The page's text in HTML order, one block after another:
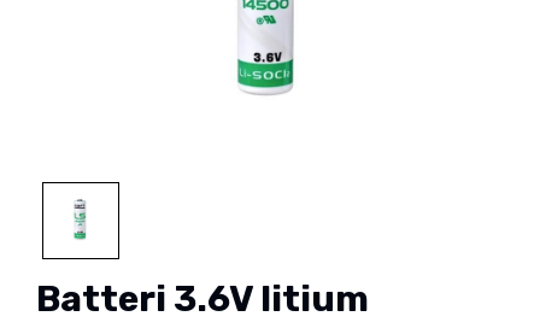
Batteri 3.6V litium